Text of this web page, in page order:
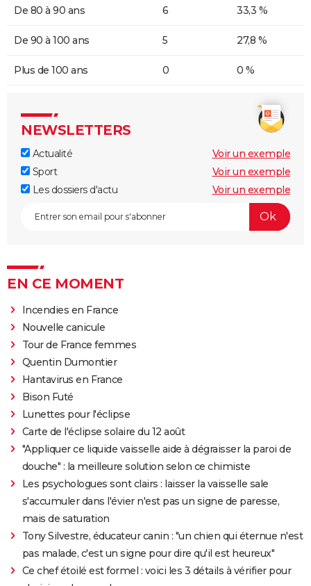
De 80 à 90 ans 6 33,3 %
De 90 à 100 ans 5 27,8 %
Plus de 100 ans 0 0 %
NEWSLETTERS
Actualité
Voir un exemple
Sport
Voir un exemple
Les dossiers d'actu
Voir un exemple
EN CE MOMENT
Incendies en France
Nouvelle canicule
Tour de France femmes
Quentin Dumontier
Hantavirus en France
Bison Futé
Lunettes pour l'éclipse
Carte de l'éclipse solaire du 12 août
"Appliquer ce liquide vaisselle aide à dégraisser la paroi de
douche" : la meilleure solution selon ce chimiste
Les psychologues sont clairs : laisser la vaisselle sale
s'accumuler dans l'évier n'est pas un signe de paresse,
mais de saturation
Tony Silvestre, éducateur canin : "un chien qui éternue n'est
pas malade, c'est un signe pour dire qu'il est heureux"
Ce chef étoilé est formel : voici les 3 détails à vérifier pour